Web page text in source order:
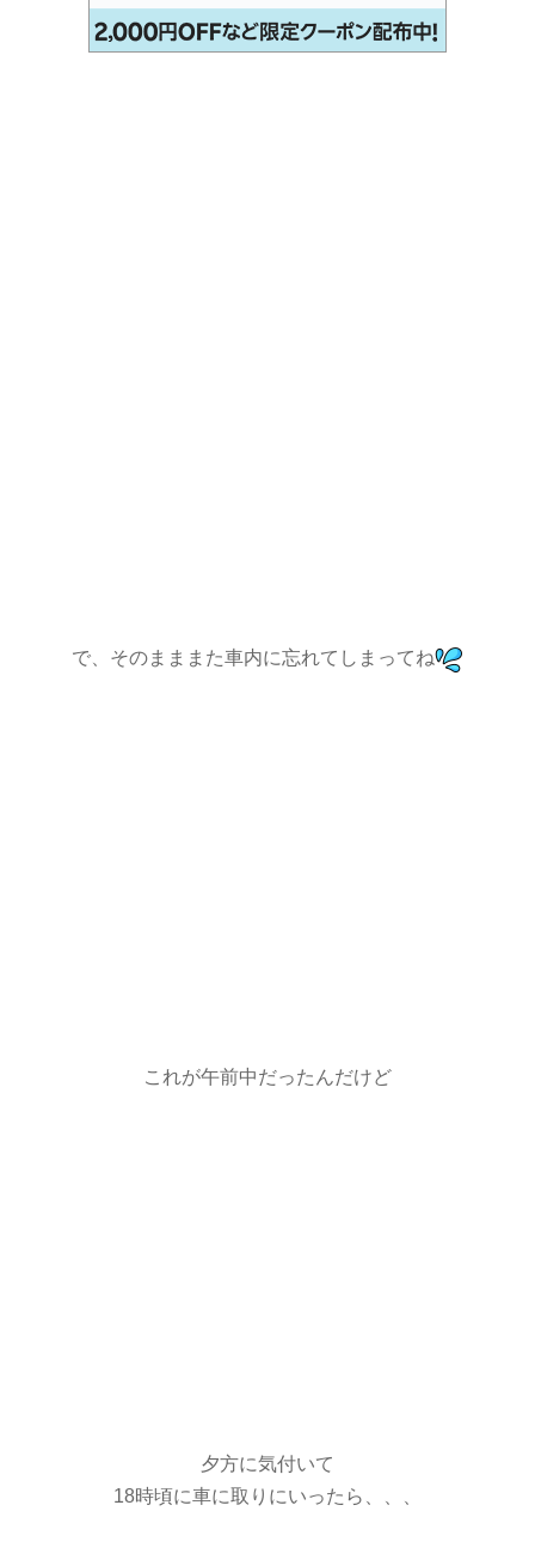
で、そのまままた車内に忘れてしまってね
これが午前中だったんだけど
夕方に気付いて
18時頃に車に取りにいったら、、、